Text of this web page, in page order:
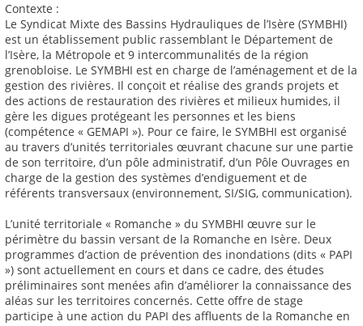
Contexte :
Le Syndicat Mixte des Bassins Hydrauliques de l’Isère (SYMBHI)
est un établissement public rassemblant le Département de
l’Isère, la Métropole et 9 intercommunalités de la région
grenobloise. Le SYMBHI est en charge de l’aménagement et de la
gestion des rivières. Il conçoit et réalise des grands projets et
des actions de restauration des rivières et milieux humides, il
gère les digues protégeant les personnes et les biens
(compétence « GEMAPI »). Pour ce faire, le SYMBHI est organisé
au travers d’unités territoriales œuvrant chacune sur une partie
de son territoire, d’un pôle administratif, d’un Pôle Ouvrages en
charge de la gestion des systèmes d’endiguement et de
référents transversaux (environnement, SI/SIG, communication).
L’unité territoriale « Romanche » du SYMBHI œuvre sur le
périmètre du bassin versant de la Romanche en Isère. Deux
programmes d’action de prévention des inondations (dits « PAPI
») sont actuellement en cours et dans ce cadre, des études
préliminaires sont menées afin d’améliorer la connaissance des
aléas sur les territoires concernés. Cette offre de stage
participe à une action du PAPI des affluents de la Romanche en